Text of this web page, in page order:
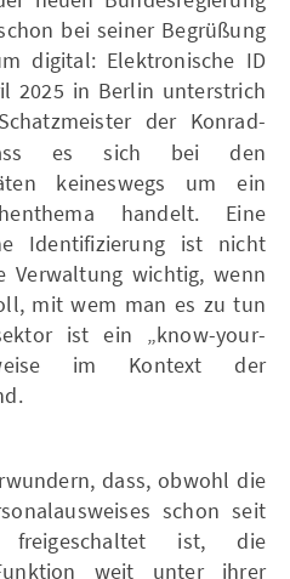
bei seiner Begrüßung
digital: Elektronische ID
2025 in Berlin unterstrich
der Konrad-
dass es sich bei den
keineswegs um ein
handelt. Eine
Identifizierung ist nicht
wichtig, wenn
mit wem man es zu tun
ist ein „know-your-
im Kontext der
dass, obwohl die
schon seit
freigeschaltet ist, die
weit unter ihrer